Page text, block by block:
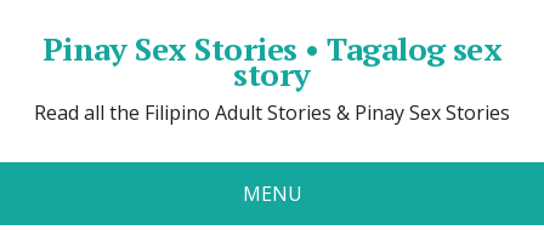
Pinay Sex Stories • Tagalog sex
story
Read all the Filipino Adult Stories & Pinay Sex Stories
MENU